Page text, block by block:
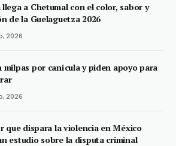
llega a Chetumal con el color, sabor y
de la Guelaguetza 2026
2026
milpas por canícula y piden apoyo para
2026
que dispara la violencia en México
estudio sobre la disputa criminal